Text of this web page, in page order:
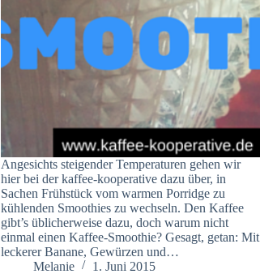
Angesichts steigender Temperaturen gehen wir
hier bei der kaffee-kooperative dazu über, in
Sachen Frühstück vom warmen Porridge zu
kühlenden Smoothies zu wechseln. Den Kaffee
gibt’s üblicherweise dazu, doch warum nicht
einmal einen Kaffee-Smoothie? Gesagt, getan: Mit
leckerer Banane, Gewürzen und…
Melanie
1. Juni 2015